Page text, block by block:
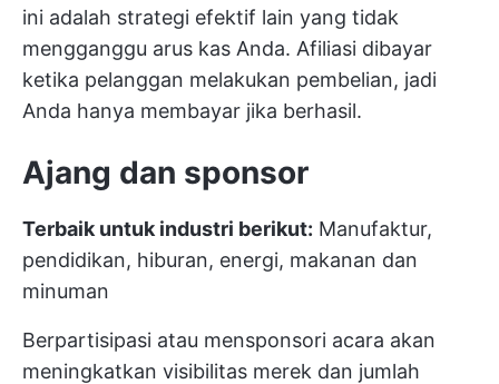
ini adalah strategi efektif lain yang tidak
mengganggu arus kas Anda. Afiliasi dibayar
ketika pelanggan melakukan pembelian, jadi
Anda hanya membayar jika berhasil.
Ajang dan sponsor
Terbaik untuk industri berikut: Manufaktur,
pendidikan, hiburan, energi, makanan dan
minuman
Berpartisipasi atau mensponsori acara akan
meningkatkan visibilitas merek dan jumlah